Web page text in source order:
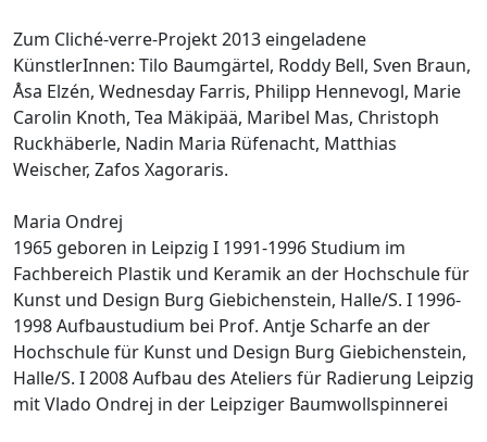
Zum Cliché-verre-Projekt 2013 eingeladene
KünstlerInnen: Tilo Baumgärtel, Roddy Bell, Sven Braun,
Åsa Elzén, Wednesday Farris, Philipp Hennevogl, Marie
Carolin Knoth, Tea Mäkipää, Maribel Mas, Christoph
Ruckhäberle, Nadin Maria Rüfenacht, Matthias
Weischer, Zafos Xagoraris.
Maria Ondrej
1965 geboren in Leipzig I 1991-1996 Studium im
Fachbereich Plastik und Keramik an der Hochschule für
Kunst und Design Burg Giebichenstein, Halle/S. I 1996-
1998 Aufbaustudium bei Prof. Antje Scharfe an der
Hochschule für Kunst und Design Burg Giebichenstein,
Halle/S. I 2008 Aufbau des Ateliers für Radierung Leipzig
mit Vlado Ondrej in der Leipziger Baumwollspinnerei